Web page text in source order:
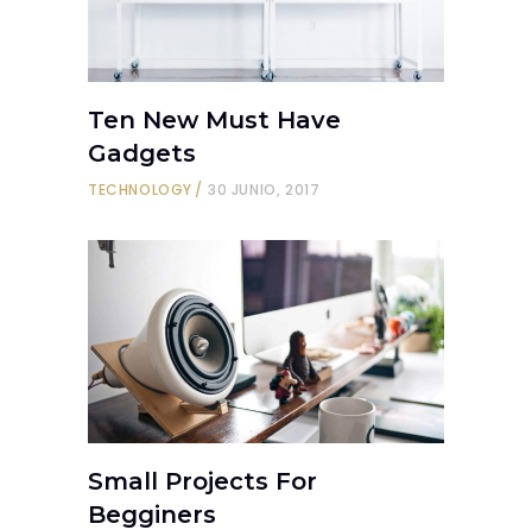
Ten New Must Have
Gadgets
TECHNOLOGY 30 JUNIO, 2017
Small Projects For
Begginers